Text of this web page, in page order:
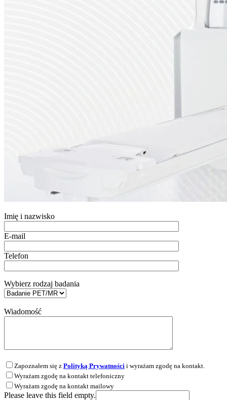
Imię i nazwisko
E-mail
Telefon
Wybierz rodzaj badania
Wiadomość
Zapoznałem się z Polityką Prywatności i wyrażam zgodę na kontakt.
Wyrażam zgodę na kontakt telefoniczny
Wyrażam zgodę na kontakt mailowy
Please leave this field empty.